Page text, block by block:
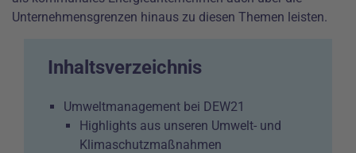
Unternehmensgrenzen hinaus zu diesen Themen leisten.
Inhaltsverzeichnis
Umweltmanagement bei DEW21
Highlights aus unseren Umwelt- und
Klimaschutzmaßnahmen